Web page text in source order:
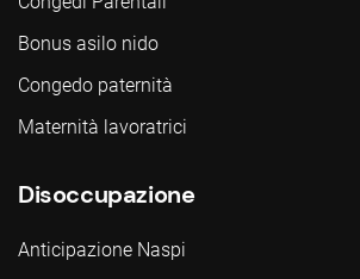
Bonus asilo nido
Congedo paternità
Maternità lavoratrici
Disoccupazione
Anticipazione Naspi